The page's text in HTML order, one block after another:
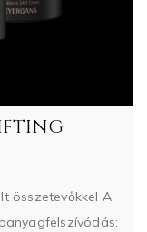
összetevőkkel A